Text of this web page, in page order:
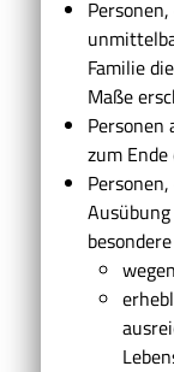
Familie
Maße
Personen
zum